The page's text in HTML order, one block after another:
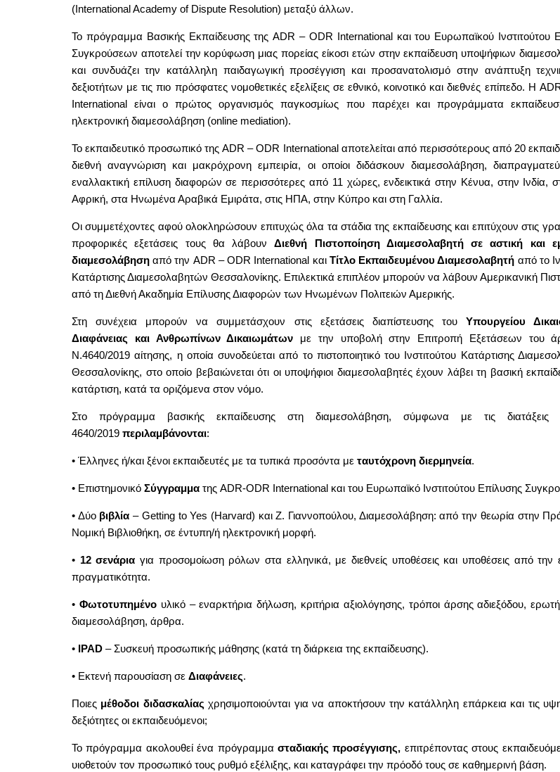
(International Academy of Dispute Resolution) μεταξύ άλλων.
Το πρόγραμμα Βασικής Εκπαίδευσης της ADR – ODR International και του Ευρωπαϊκού Ινστιτούτου
Συγκρούσεων αποτελεί την κορύφωση μιας πορείας είκοσι ετών στην εκπαίδευση υποψήφιων
και συνδυάζει την κατάλληλη παιδαγωγική προσέγγιση και προσανατολισμό στην ανάπτυξη
δεξιοτήτων με τις πιο πρόσφατες νομοθετικές εξελίξεις σε εθνικό, κοινοτικό και διεθνές επίπεδο. Η
International είναι ο πρώτος οργανισμός παγκοσμίως που παρέχει και προγράμματα
ηλεκτρονική διαμεσολάβηση (online mediation).
Το εκπαιδευτικό προσωπικό της ADR – ODR International αποτελείται από περισσότερους από 20
διεθνή αναγνώριση και μακρόχρονη εμπειρία, οι οποίοι διδάσκουν διαμεσολάβηση,
εναλλακτική επίλυση διαφορών σε περισσότερες από 11 χώρες, ενδεικτικά στην Κένυα, στην Ινδία,
Αφρική, στα Ηνωμένα Αραβικά Εμιράτα, στις ΗΠΑ, στην Κύπρο και στη Γαλλία.
Οι συμμετέχοντες αφού ολοκληρώσουν επιτυχώς όλα τα στάδια της εκπαίδευσης και επιτύχουν στις
προφορικές εξετάσεις τους θα λάβουνΔιεθνή
Πιστοποίηση Διαμεσολαβητή σε αστική και
διαμεσολάβηση από την ADR – ODR International και Τίτλο Εκπαιδευμένου Διαμεσολαβητή από το
Κατάρτισης Διαμεσολαβητών Θεσσαλονίκης. Επιλεκτικά επιπλέον μπορούν να λάβουν Αμερικανική
από τη Διεθνή Ακαδημία Επίλυσης Διαφορών των Ηνωμένων Πολιτειών Αμερικής.
Στη συνέχεια μπορούν να συμμετάσχουν στις εξετάσεις διαπίστευσης του Υπουργείου
Διαφάνειας και Ανθρωπίνων Δικαιωμάτων με την υποβολή στην Επιτροπή Εξετάσεων του
Ν.4640/2019 αίτησης, η οποία συνοδεύεται από το πιστοποιητικό του Ινστιτούτου Κατάρτισης
Θεσσαλονίκης, στο οποίο βεβαιώνεται ότι οι υποψήφιοι διαμεσολαβητές έχουν λάβει τη βασική
κατάρτιση, κατά τα οριζόμενα στον νόμο.
Στο πρόγραμμα βασικής εκπαίδευσης στη διαμεσολάβηση, σύμφωνα με τις
4640/2019 περιλαμβάνονται:
• Έλληνες ή/και ξένοι εκπαιδευτές με τα τυπικά προσόντα με ταυτόχρονη διερμηνεία.
• Επιστημονικό Σύγγραμμα της ADR-ODR International και του Ευρωπαϊκό Ινστιτούτου Επίλυσης
• Δύο βιβλία – Getting to Yes (Harvard) και Ζ. Γιαννοπούλου, Διαμεσολάβηση: από την θεωρία στην
Νομική Βιβλιοθήκη, σε έντυπη/ή ηλεκτρονική μορφή.
• 12 σενάρια για προσομοίωση ρόλων στα ελληνικά, με διεθνείς υποθέσεις και υποθέσεις από την
πραγματικότητα.
• Φωτοτυπημένουλικό – εναρκτήρια δήλωση, κριτήρια αξιολόγησης, τρόποι άρσης αδιεξόδου,
διαμεσολάβηση, άρθρα.
• IPAD – Συσκευή προσωπικής μάθησης (κατά τη διάρκεια της εκπαίδευσης).
• Εκτενή παρουσίαση σε Διαφάνειες.
Ποιες μέθοδοι διδασκαλίας χρησιμοποιούνται για να αποκτήσουν την κατάλληλη επάρκεια και τις
δεξιότητες οι εκπαιδευόμενοι;
Το πρόγραμμα ακολουθεί ένα πρόγραμμα σταδιακής προσέγγισης, επιτρέποντας στους
υιοθετούν τον προσωπικό τους ρυθμό εξέλιξης, και καταγράφει την πρόοδό τους σε καθημερινή βάση.